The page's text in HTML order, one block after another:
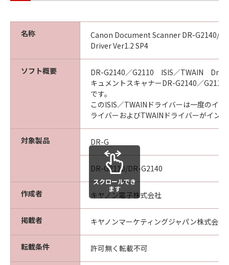
名称
Canon Document Scanner DR-G2140/
Driver Ver1.2 SP4
ソフト概要
DR-G2140／G2110 ISIS／TWAIN
キュメントスキャナーDR-G2140／G2110
です。
このISIS／TWAINドライバーは一度のイン
ライバーおよびTWAINドライバーがイン
対象製品 DR-G
DR-G2110/DR-G2140
作成者 キヤノン電子株式会社
掲載者 キヤノンマーケティングジャパン株式会社
転載条件 許可無く転載不可
スクロールでき
ます